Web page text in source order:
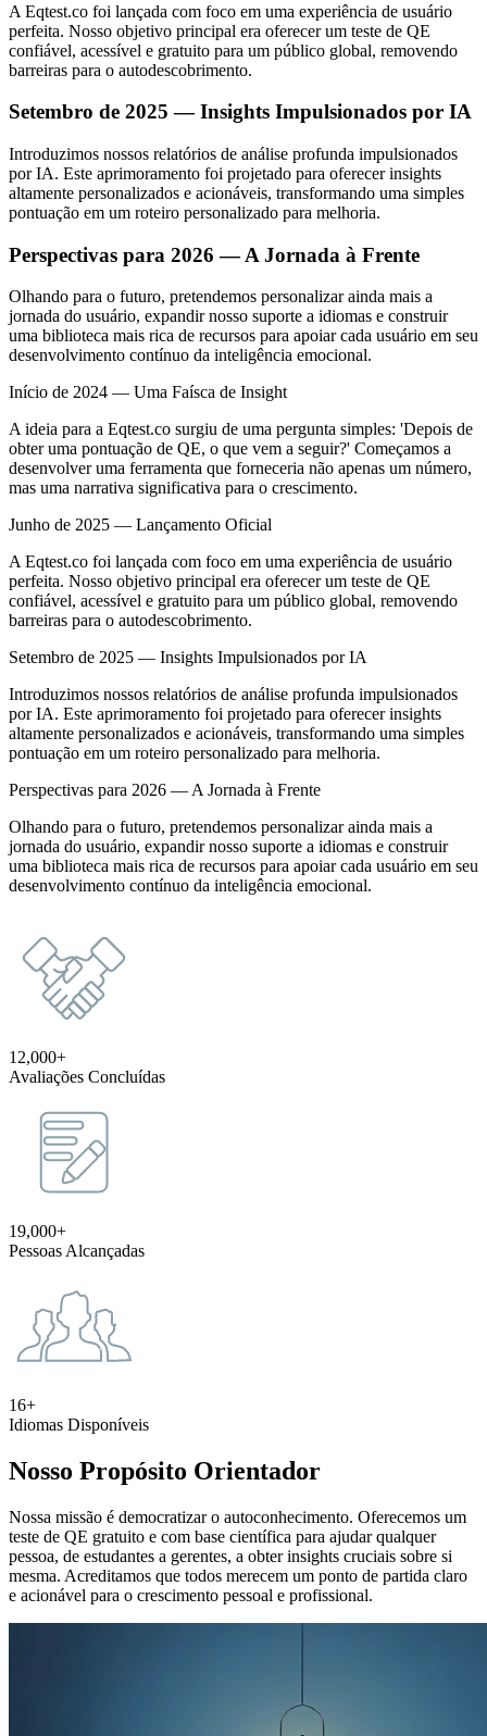
A Eqtest.co foi lançada com foco em uma experiência de usuário
perfeita. Nosso objetivo principal era oferecer um teste de QE
confiável, acessível e gratuito para um público global, removendo
barreiras para o autodescobrimento.
Setembro de 2025 — Insights Impulsionados por IA
Introduzimos nossos relatórios de análise profunda impulsionados
por IA. Este aprimoramento foi projetado para oferecer insights
altamente personalizados e acionáveis, transformando uma simples
pontuação em um roteiro personalizado para melhoria.
Perspectivas para 2026 — A Jornada à Frente
Olhando para o futuro, pretendemos personalizar ainda mais a
jornada do usuário, expandir nosso suporte a idiomas e construir
uma biblioteca mais rica de recursos para apoiar cada usuário em seu
desenvolvimento contínuo da inteligência emocional.
Início de 2024 — Uma Faísca de Insight
A ideia para a Eqtest.co surgiu de uma pergunta simples: 'Depois de
obter uma pontuação de QE, o que vem a seguir?' Começamos a
desenvolver uma ferramenta que forneceria não apenas um número,
mas uma narrativa significativa para o crescimento.
Junho de 2025 — Lançamento Oficial
A Eqtest.co foi lançada com foco em uma experiência de usuário
perfeita. Nosso objetivo principal era oferecer um teste de QE
confiável, acessível e gratuito para um público global, removendo
barreiras para o autodescobrimento.
Setembro de 2025 — Insights Impulsionados por IA
Introduzimos nossos relatórios de análise profunda impulsionados
por IA. Este aprimoramento foi projetado para oferecer insights
altamente personalizados e acionáveis, transformando uma simples
pontuação em um roteiro personalizado para melhoria.
Perspectivas para 2026 — A Jornada à Frente
Olhando para o futuro, pretendemos personalizar ainda mais a
jornada do usuário, expandir nosso suporte a idiomas e construir
uma biblioteca mais rica de recursos para apoiar cada usuário em seu
desenvolvimento contínuo da inteligência emocional.
12,000+
Avaliações Concluídas
19,000+
Pessoas Alcançadas
16+
Idiomas Disponíveis
Nosso Propósito Orientador
Nossa missão é democratizar o autoconhecimento. Oferecemos um
teste de QE gratuito e com base científica para ajudar qualquer
pessoa, de estudantes a gerentes, a obter insights cruciais sobre si
mesma. Acreditamos que todos merecem um ponto de partida claro
e acionável para o crescimento pessoal e profissional.